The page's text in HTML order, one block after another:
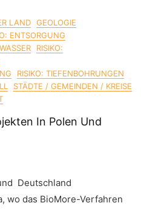
LAND GEOLOGIE
ENTSORGUNG
RISIKO:
RISIKO: TIEFENBOHRUNGEN
STÄDTE / GEMEINDEN / KREISE
In Polen Und
und Deutschland
das BioMore-Verfahren